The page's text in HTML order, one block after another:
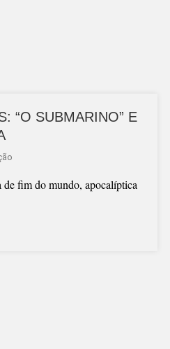
“O SUBMARINO” E
de fim do mundo, apocalíptica